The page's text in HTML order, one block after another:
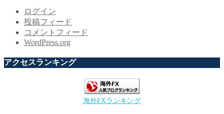
ログイン
投稿フィード
コメントフィード
WordPress.org
アクセスランキング
海外FXランキング